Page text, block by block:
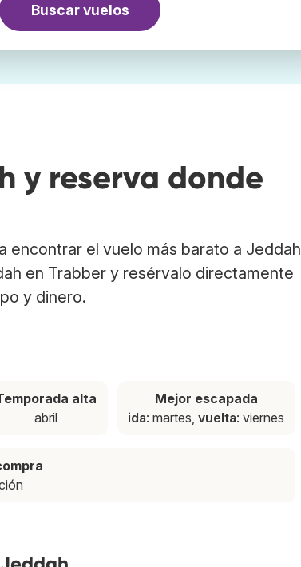
Buscar vuelos
y reserva donde
encontrar el vuelo más barato a Jeddah
en Trabber y resérvalo directamente
y dinero.
alta
abril
Mejor escapada
ida: martes,vuelta: viernes